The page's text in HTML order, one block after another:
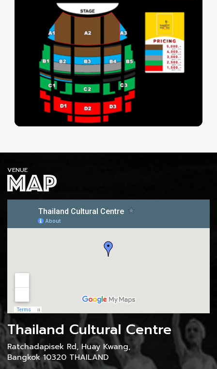
VENUE
Thailand Cultural Centre
Ratchadapisek Rd, Huay Kwang,
Bangkok 10320 THAILAND